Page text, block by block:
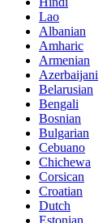
Lao
Albanian
Amharic
Armenian
Azerbaijani
Belarusian
Bengali
Bosnian
Bulgarian
Cebuano
Chichewa
Corsican
Croatian
Dutch
Estonian